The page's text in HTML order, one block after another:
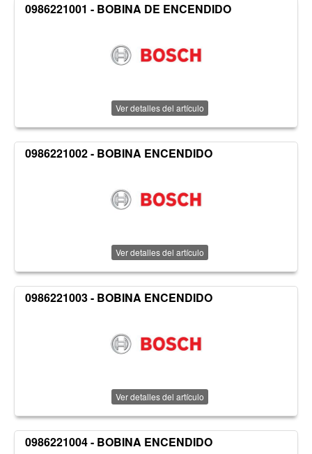
0986221001 - BOBINA DE ENCENDIDO
Ver detalles del artículo
0986221002 - BOBINA ENCENDIDO
Ver detalles del artículo
0986221003 - BOBINA ENCENDIDO
Ver detalles del artículo
0986221004 - BOBINA ENCENDIDO